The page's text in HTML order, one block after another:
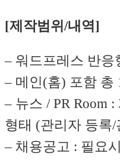
[제작범위/내역]
– 워드프레스 반응
– 메인(홈) 포함 총
– 뉴스 / PR Room
형태 (관리자 등록/
– 채용공고 : 필요